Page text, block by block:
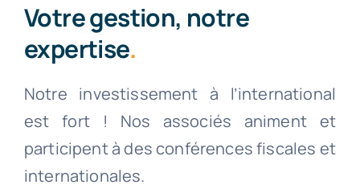
Votre gestion, notre
expertise.
Notre investissement à l’international
est fort ! Nos associés animent et
participent à des conférences fiscales et
internationales.